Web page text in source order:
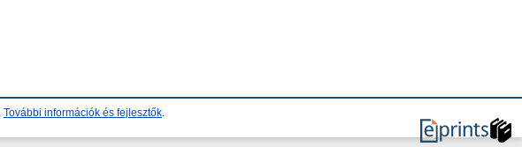
További információk és fejlesztők